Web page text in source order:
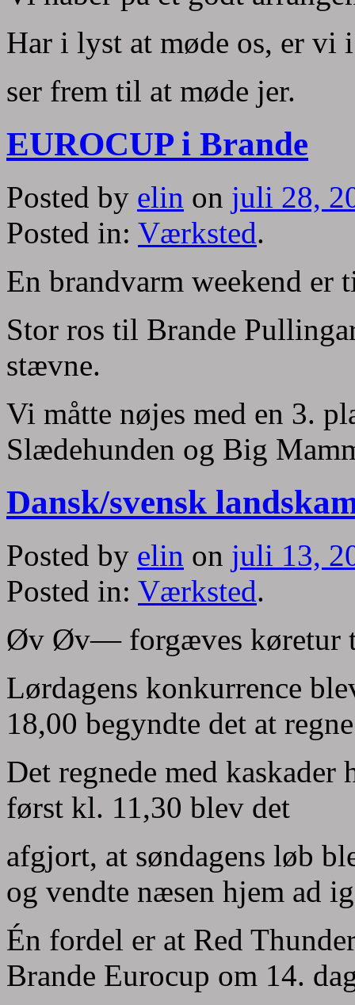
Har i lyst at møde os, er vi
ser frem til at møde jer.
EUROCUP i Brande
Posted by elin on juli 28,
Posted in: Værksted.
En brandvarm weekend er
Stor ros til Brande
stævne.
Vi måtte nøjes med en 3.
Slædehunden og Big
Dansk/svensk
Posted by elin on juli 13,
Posted in: Værksted.
Øv Øv— forgæves køretur
Lørdagens konkurrence
18,00 begyndte det at
Det regnede med
først kl. 11,30 blev det
afgjort, at søndagens løb
og vendte næsen hjem ad
Én fordel er at Red
Brande Eurocup om 14.